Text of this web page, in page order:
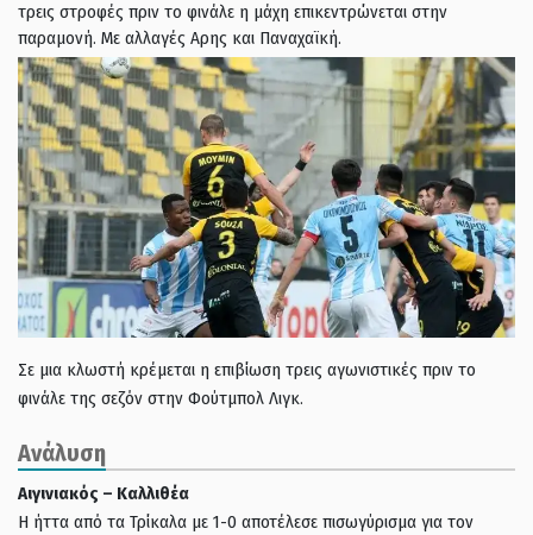
τρεις στροφές πριν το φινάλε η μάχη επικεντρώνεται στην
παραμονή. Με αλλαγές Αρης και Παναχαϊκή.
Σε μια κλωστή κρέμεται η επιβίωση τρεις αγωνιστικές πριν το
φινάλε της σεζόν στην Φούτμπολ Λιγκ.
Ανάλυση
Αιγινιακός – Καλλιθέα
Η ήττα από τα Τρίκαλα με 1-0 αποτέλεσε πισωγύρισμα για τον